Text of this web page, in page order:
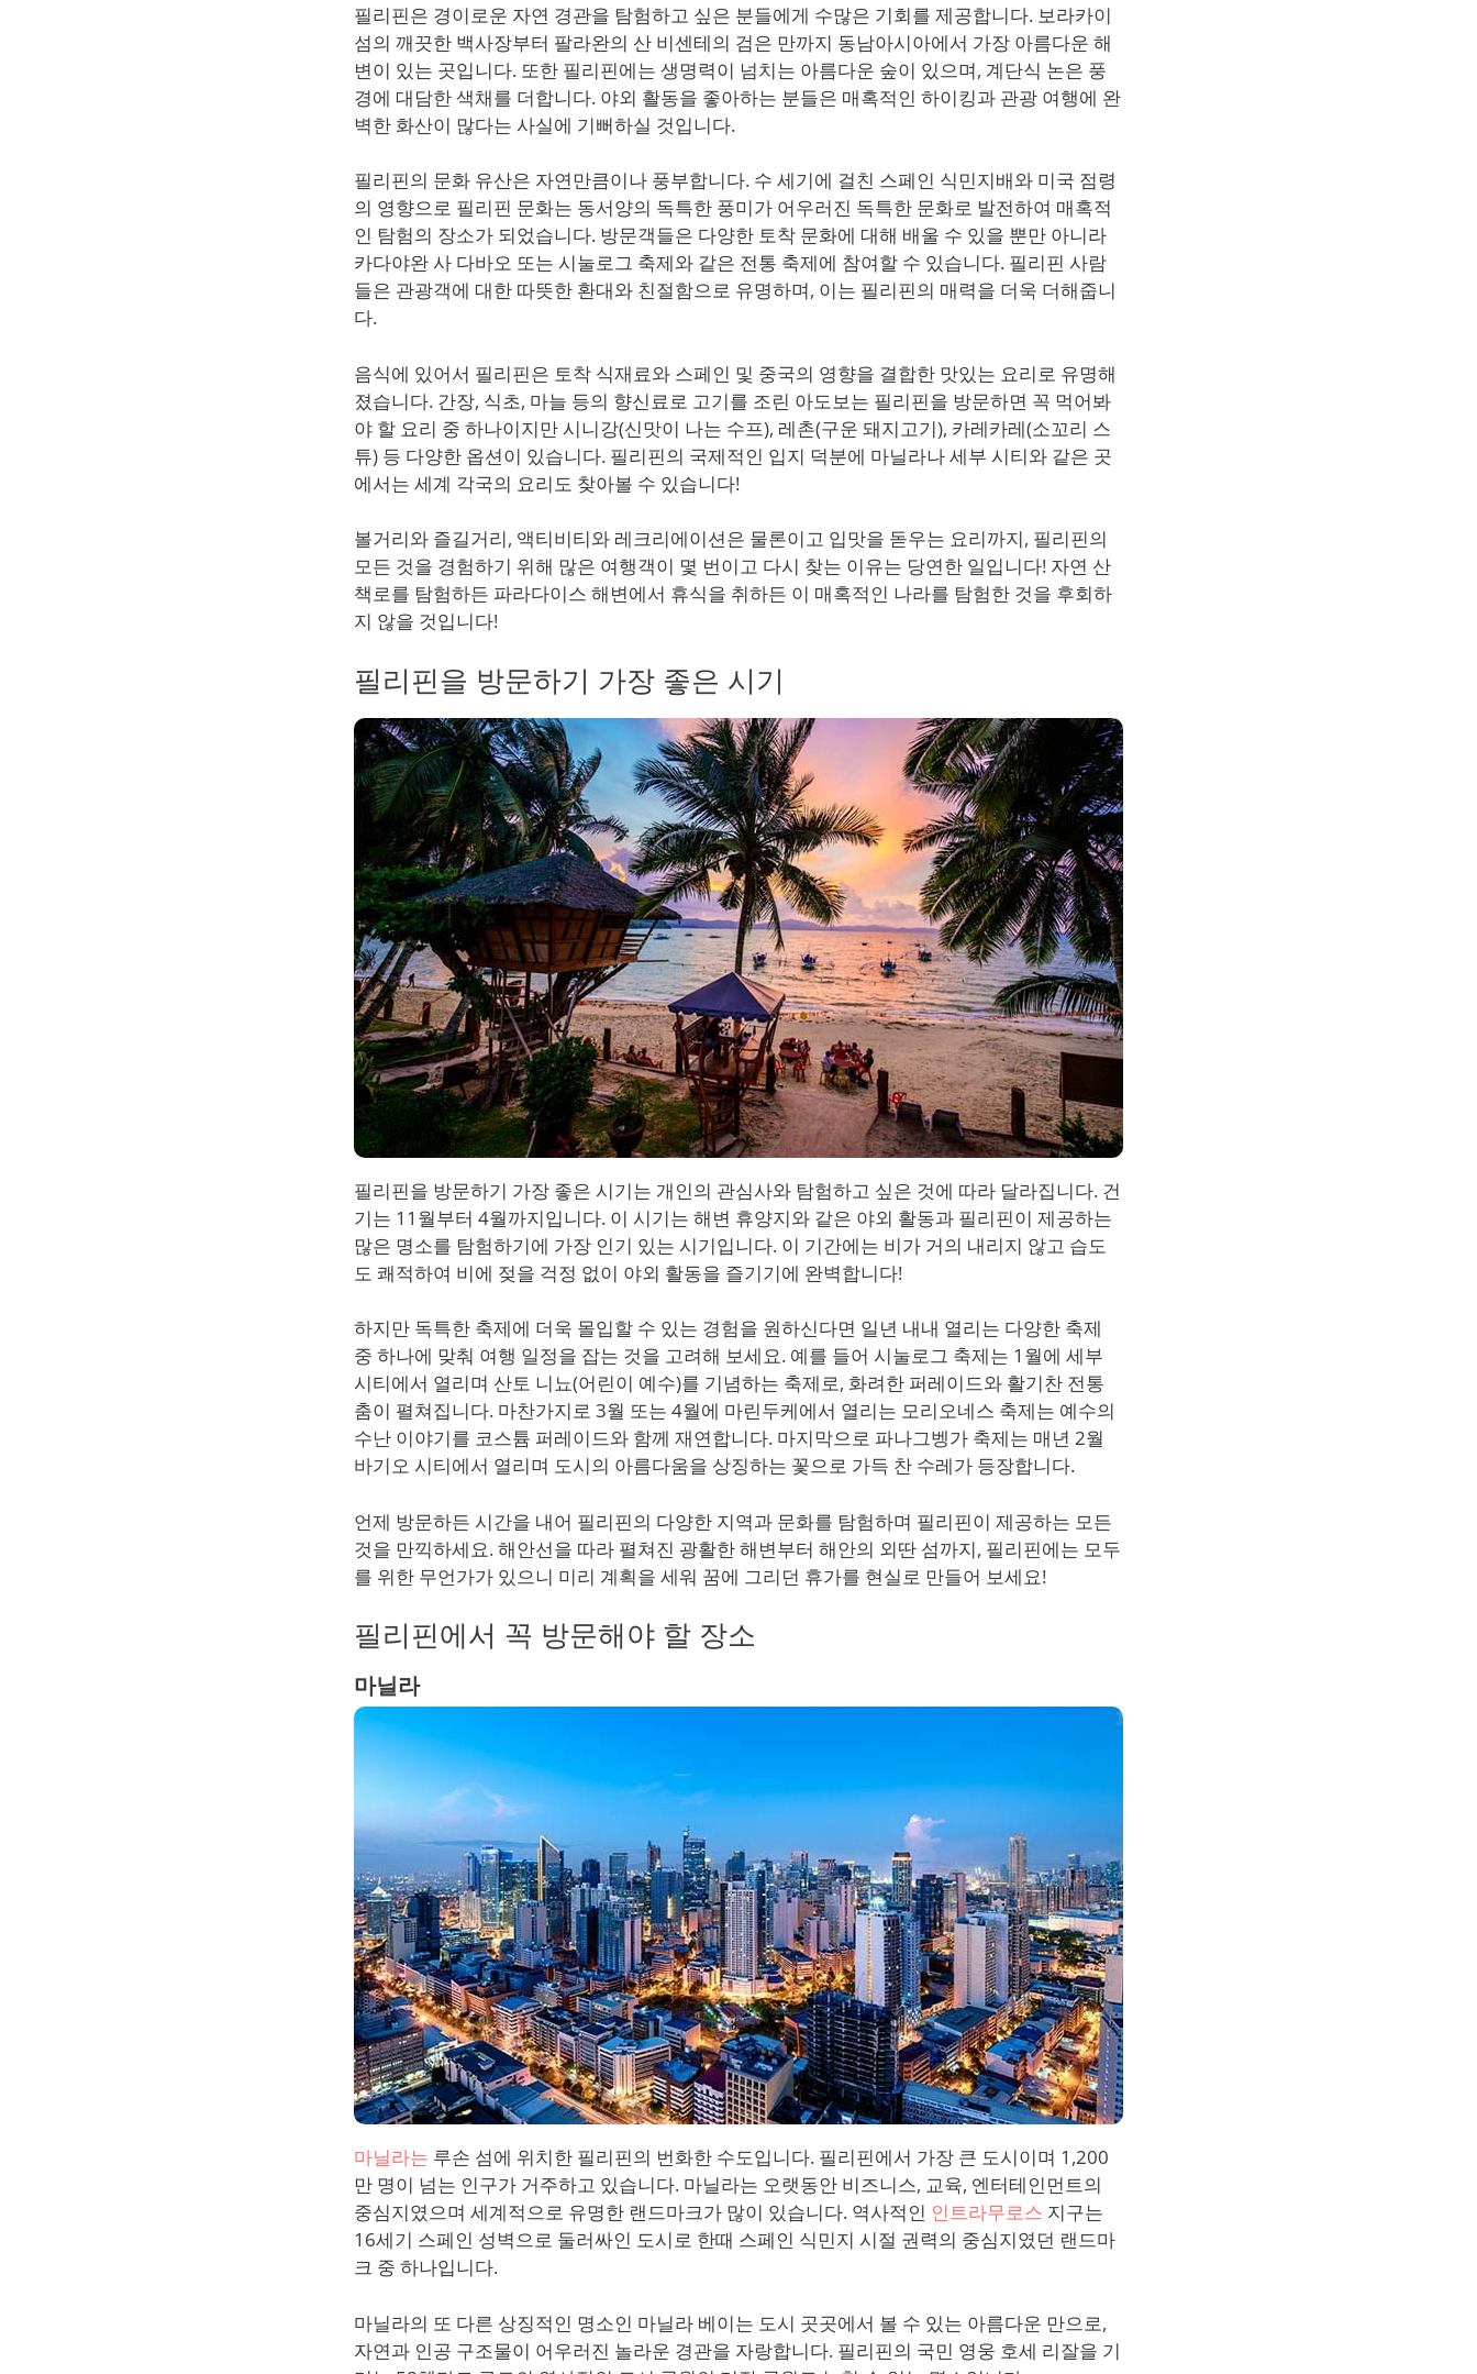
필리핀은 경이로운 자연 경관을 탐험하고 싶은 분들에게 수많은 기회를 제공합니다. 보라카이
섬의 깨끗한 백사장부터 팔라완의 산 비센테의 검은 만까지 동남아시아에서 가장 아름다운 해
변이 있는 곳입니다. 또한 필리핀에는 생명력이 넘치는 아름다운 숲이 있으며, 계단식 논은 풍
경에 대담한 색채를 더합니다. 야외 활동을 좋아하는 분들은 매혹적인 하이킹과 관광 여행에 완
벽한 화산이 많다는 사실에 기뻐하실 것입니다.
필리핀의 문화 유산은 자연만큼이나 풍부합니다. 수 세기에 걸친 스페인 식민지배와 미국 점령
의 영향으로 필리핀 문화는 동서양의 독특한 풍미가 어우러진 독특한 문화로 발전하여 매혹적
인 탐험의 장소가 되었습니다. 방문객들은 다양한 토착 문화에 대해 배울 수 있을 뿐만 아니라
카다야완 사 다바오 또는 시눌로그 축제와 같은 전통 축제에 참여할 수 있습니다. 필리핀 사람
들은 관광객에 대한 따뜻한 환대와 친절함으로 유명하며, 이는 필리핀의 매력을 더욱 더해줍니
다.
음식에 있어서 필리핀은 토착 식재료와 스페인 및 중국의 영향을 결합한 맛있는 요리로 유명해
졌습니다. 간장, 식초, 마늘 등의 향신료로 고기를 조린 아도보는 필리핀을 방문하면 꼭 먹어봐
야 할 요리 중 하나이지만 시니강(신맛이 나는 수프), 레촌(구운 돼지고기), 카레카레(소꼬리 스
튜) 등 다양한 옵션이 있습니다. 필리핀의 국제적인 입지 덕분에 마닐라나 세부 시티와 같은 곳
에서는 세계 각국의 요리도 찾아볼 수 있습니다!
볼거리와 즐길거리, 액티비티와 레크리에이션은 물론이고 입맛을 돋우는 요리까지, 필리핀의
모든 것을 경험하기 위해 많은 여행객이 몇 번이고 다시 찾는 이유는 당연한 일입니다! 자연 산
책로를 탐험하든 파라다이스 해변에서 휴식을 취하든 이 매혹적인 나라를 탐험한 것을 후회하
지 않을 것입니다!
필리핀을 방문하기 가장 좋은 시기
필리핀을 방문하기 가장 좋은 시기는 개인의 관심사와 탐험하고 싶은 것에 따라 달라집니다. 건
기는 11월부터 4월까지입니다. 이 시기는 해변 휴양지와 같은 야외 활동과 필리핀이 제공하는
많은 명소를 탐험하기에 가장 인기 있는 시기입니다. 이 기간에는 비가 거의 내리지 않고 습도
도 쾌적하여 비에 젖을 걱정 없이 야외 활동을 즐기기에 완벽합니다!
하지만 독특한 축제에 더욱 몰입할 수 있는 경험을 원하신다면 일년 내내 열리는 다양한 축제
중 하나에 맞춰 여행 일정을 잡는 것을 고려해 보세요. 예를 들어 시눌로그 축제는 1월에 세부
시티에서 열리며 산토 니뇨(어린이 예수)를 기념하는 축제로, 화려한 퍼레이드와 활기찬 전통
춤이 펼쳐집니다. 마찬가지로 3월 또는 4월에 마린두케에서 열리는 모리오네스 축제는 예수의
수난 이야기를 코스튬 퍼레이드와 함께 재연합니다. 마지막으로 파나그벵가 축제는 매년 2월
바기오 시티에서 열리며 도시의 아름다움을 상징하는 꽃으로 가득 찬 수레가 등장합니다.
언제 방문하든 시간을 내어 필리핀의 다양한 지역과 문화를 탐험하며 필리핀이 제공하는 모든
것을 만끽하세요. 해안선을 따라 펼쳐진 광활한 해변부터 해안의 외딴 섬까지, 필리핀에는 모두
를 위한 무언가가 있으니 미리 계획을 세워 꿈에 그리던 휴가를 현실로 만들어 보세요!
필리핀에서 꼭 방문해야 할 장소
마닐라
마닐라는 루손 섬에 위치한 필리핀의 번화한 수도입니다. 필리핀에서 가장 큰 도시이며 1,200
만 명이 넘는 인구가 거주하고 있습니다. 마닐라는 오랫동안 비즈니스, 교육, 엔터테인먼트의
중심지였으며 세계적으로 유명한 랜드마크가 많이 있습니다. 역사적인 인트라무로스 지구는
16세기 스페인 성벽으로 둘러싸인 도시로 한때 스페인 식민지 시절 권력의 중심지였던 랜드마
크 중 하나입니다.
마닐라의 또 다른 상징적인 명소인 마닐라 베이는 도시 곳곳에서 볼 수 있는 아름다운 만으로,
자연과 인공 구조물이 어우러진 놀라운 경관을 자랑합니다. 필리핀의 국민 영웅 호세 리잘을 기